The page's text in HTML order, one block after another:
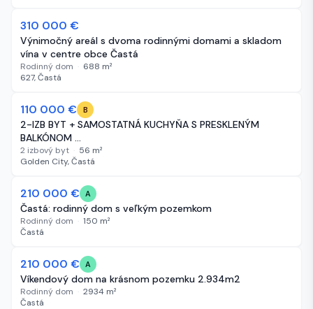
28 dní
310 000 €
Výnimočný areál s dvoma rodinnými domami a skladom
vína v centre obce Častá
Rodinný dom · 688 m²
627, Častá
45 dní
110 000 € B
2-IZB BYT + SAMOSTATNÁ KUCHYŇA S PRESKLENÝM
BALKÓNOM …
2 izbový byt · 56 m²
Golden City, Častá
53 dní
210 000 € A
Častá: rodinný dom s veľkým pozemkom
Rodinný dom · 150 m²
Častá
59 dní
210 000 € A
Víkendový dom na krásnom pozemku 2.934m2
Rodinný dom · 2934 m²
Častá